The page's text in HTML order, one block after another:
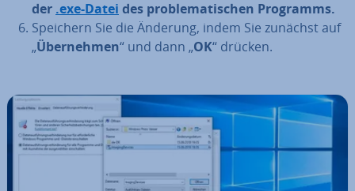
der .exe-Datei des pro­ble­ma­ti­schen Programms.
Speichern Sie die Änderung, indem Sie zunächst auf
„Über­neh­men“ und dann „OK“ drücken.